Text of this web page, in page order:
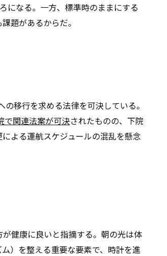
になる。一方、標準時のままにする
題があるからだ。
移行を求める法律を可決している。
で関連法案が可決されたものの、下院
よる運航スケジュールの混乱を懸念
健康に良いと指摘する。朝の光は体
）を整える重要な要素で、時計を進